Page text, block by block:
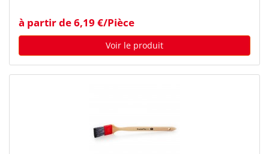
à partir de 6,19 €/Pièce
Voir le produit